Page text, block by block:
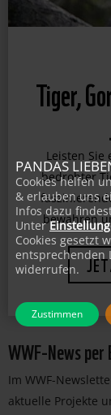
Tiger,
Leisten Sie
bedrohter
bewahren
WWF-News
Im WWF-
aktuelle Projekte
PANDAS
Cookies helfen
& erlauben uns
Infos dazu
Unter
Cookies gesetzt
entsprechenden
widerrufen.
Zustimmen